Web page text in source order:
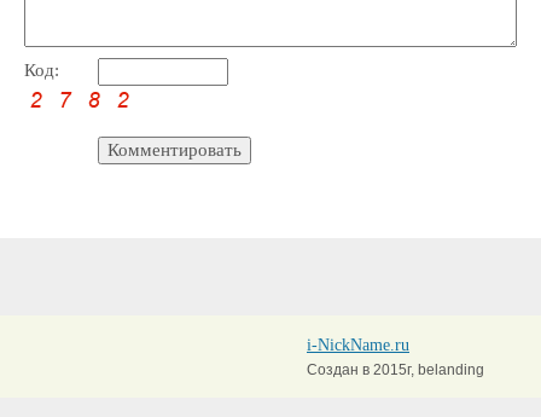
Код:
i-NickName.ru
Создан в 2015г, belanding